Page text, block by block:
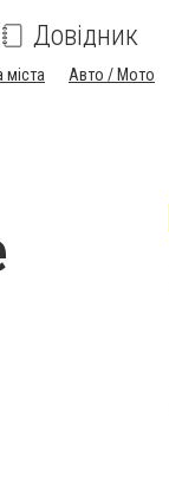
Довідник
міста
Авто / Мото